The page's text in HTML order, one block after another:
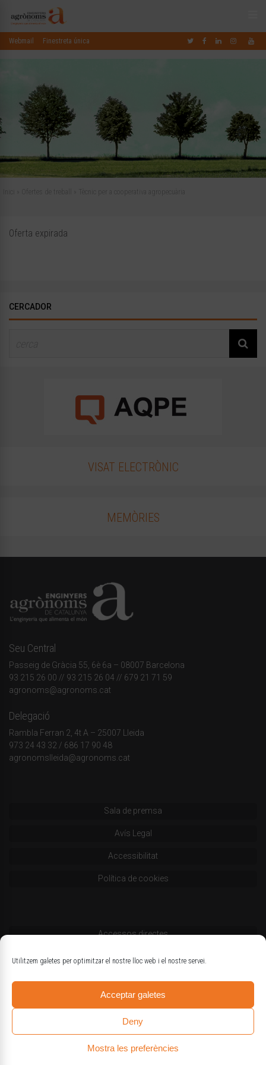
Utilitzem galetes per optimitzar el nostre lloc web i el nostre servei.
Acceptar galetes
Deny
Mostra les preferències
Webmail Finestreta única
Oferta expirada
CERCADOR
VISAT ELECTRÒNIC
MEMÒRIES
Seu Central
Passeig de Gràcia 55, 6è 6a – 08007 Barcelona
93 215 26 00 // 93 215 26 04 // 679 21 71 59
agronoms@agronoms.cat
Delegació
Rambla Ferran 2, 4t A – 25007 Lleida
973 24 43 32 / 686 17 90 48
agronomslleida@agronoms.cat
Sala de premsa
Avís Legal
Accessibilitat
Política de cookies
Accessos directes
Codi deontològic
Logotips oficials